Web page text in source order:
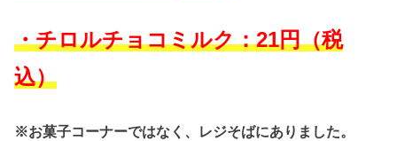
・チロルチョコミルク：21円（税
込）
※お菓子コーナーではなく、レジそばにありました。